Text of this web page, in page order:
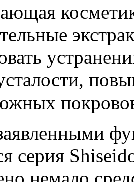
серия